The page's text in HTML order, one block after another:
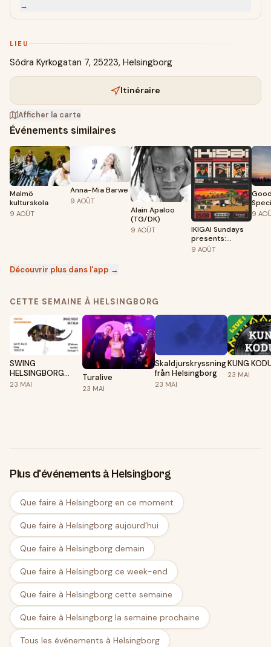
→
LIEU
Södra Kyrkogatan 7, 25223, Helsingborg
Itinéraire
Afficher la carte
Événements similaires
Malmö
kulturskola
9 AOÛT
Anna-Mia Barwe
9 AOÛT
Alain Apaloo
(TG/DK)
9 AOÛT
IKIGAI Sundays
presents:
Ricardo Roessel
9 AOÛT
9
Découvrir plus dans l'app →
CETTE SEMAINE À HELSINGBORG
SWING
HELSINGBORG
DANCE NIGHT -
23 MAI
Turalive
23 MAI
Skaldjurskryssning
från Helsingborg
23 MAI
KUNG
23 MAI
Plus d'événements à Helsingborg
Que faire à Helsingborg en ce moment
Que faire à Helsingborg aujourd’hui
Que faire à Helsingborg demain
Que faire à Helsingborg ce week-end
Que faire à Helsingborg cette semaine
Que faire à Helsingborg la semaine prochaine
Tous les événements à Helsingborg